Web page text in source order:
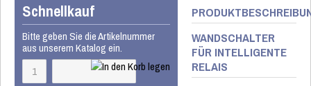
Schnellkauf
Bitte geben Sie die Artikelnummer
aus unserem Katalog ein.
WANDSCHALTER
FÜR INTELLIGENTE
RELAIS